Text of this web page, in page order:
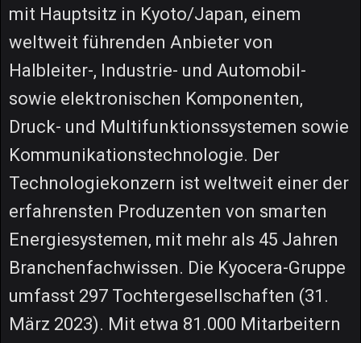
mit Hauptsitz in Kyoto/Japan, einem
weltweit führenden Anbieter von
Halbleiter-, Industrie- und Automobil-
sowie elektronischen Komponenten,
Druck- und Multifunktionssystemen sowie
Kommunikationstechnologie. Der
Technologiekonzern ist weltweit einer der
erfahrensten Produzenten von smarten
Energiesystemen, mit mehr als 45 Jahren
Branchenfachwissen. Die Kyocera-Gruppe
umfasst 297 Tochtergesellschaften (31.
März 2023). Mit etwa 81.000 Mitarbeitern